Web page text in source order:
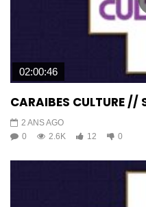
02:00:46
CARAIBES CULTURE //
2 ANS AGO
0
2.6K 12 0